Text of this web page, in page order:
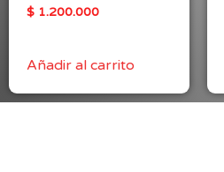
$ 1.200.000
Añadir al carrito